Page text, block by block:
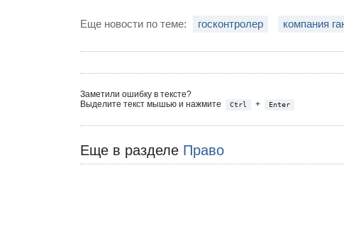
Еще новости по теме: госконтролер компания
Заметили ошибку в тексте?
Выделите текст мышью и нажмите
Ctrl + Enter
Еще в разделе Право